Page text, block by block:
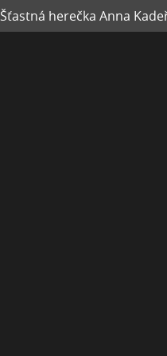
Šťastná herečka Anna